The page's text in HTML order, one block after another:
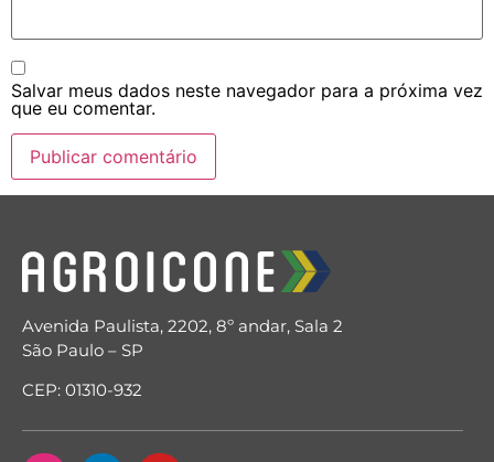
Salvar meus dados neste navegador para a próxima vez
que eu comentar.
Avenida Paulista, 2202, 8º andar, Sala 2
São Paulo – SP
CEP: 01310-932